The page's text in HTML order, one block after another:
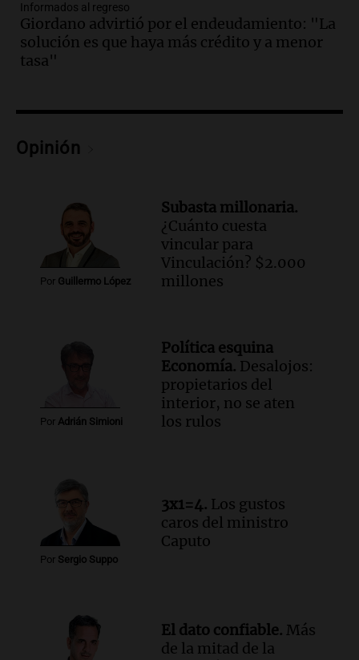
Audio. Voluntarios limpiaron 9.000
metros del río Suquía y retiraron hasta
800 kilos de basura por jornada
Una mañana para todos
Audio.La historia de la servilleta que
contrato de Leo con Barcelona
Audio.
Joan Gaspart: "Sin Jorge, no sé si
Messi hubiera llegado adonde llegó"
Una mañana para todos
Episodios
Una mañana para todos
Episodios
El abuelo de Agostina Vega, tras
las nuevas detenciones: "En esa casa
Audio.
Una nutricionista derribó el mito
del desayuno ideal: qué alimentos
conviene priorizar
Una mañana para todos
Episodios
Informados al regreso
Giordano advirtió por el endeudamiento: "La
solución es que haya más crédito y a menor
tasa"
Opinión
Por Guillermo López
Subasta millonaria.
¿Cuánto cuesta
vincular para
Vinculación? $2.000
millones
Por Adrián Simioni
Política esquina
Economía. Desalojos:
propietarios del
interior, no se aten
los rulos
Por Sergio Suppo
3x1=4. Los gustos
caros del ministro
Caputo
El dato confiable. Más
de la mitad de la